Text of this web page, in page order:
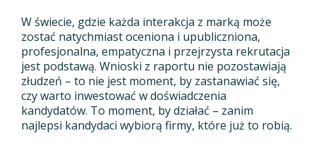
W świecie, gdzie każda interakcja z marką może
zostać natychmiast oceniona i upubliczniona,
profesjonalna, empatyczna i przejrzysta rekrutacja
jest podstawą. Wnioski z raportu nie pozostawiają
złudzeń – to nie jest moment, by zastanawiać się,
czy warto inwestować w doświadczenia
kandydatów. To moment, by działać – zanim
najlepsi kandydaci wybiorą firmy, które już to robią.